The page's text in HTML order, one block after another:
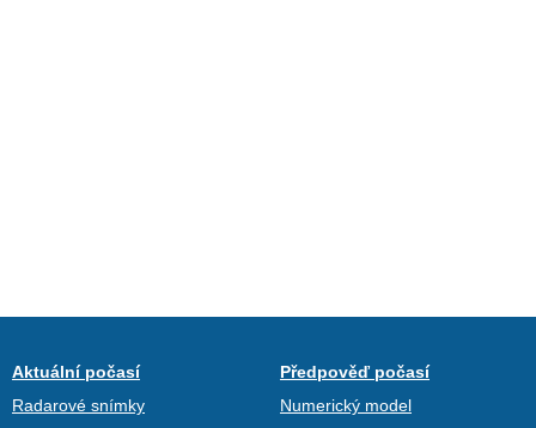
Aktuální počasí
Radarové snímky
Předpověď počasí
Numerický model